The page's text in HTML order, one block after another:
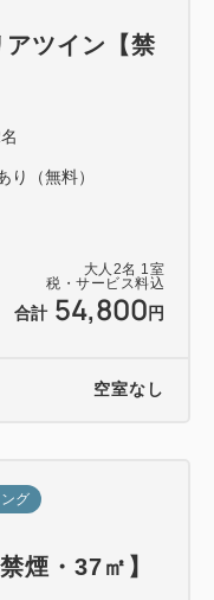
UNEDITED」ア
プー・コンディシ
ローション）
1セット）
ップ
ンエドモントコラ
NO.1の「縁結び鈴
「鈴蘭」がモチー
て御朱印めぐりを
て普段使いするの
大人 2名 1 室
税・サービス料込
合計 54,800 円
ツイン【禁
り（無料）
空室なし
グ
煙・37㎡】